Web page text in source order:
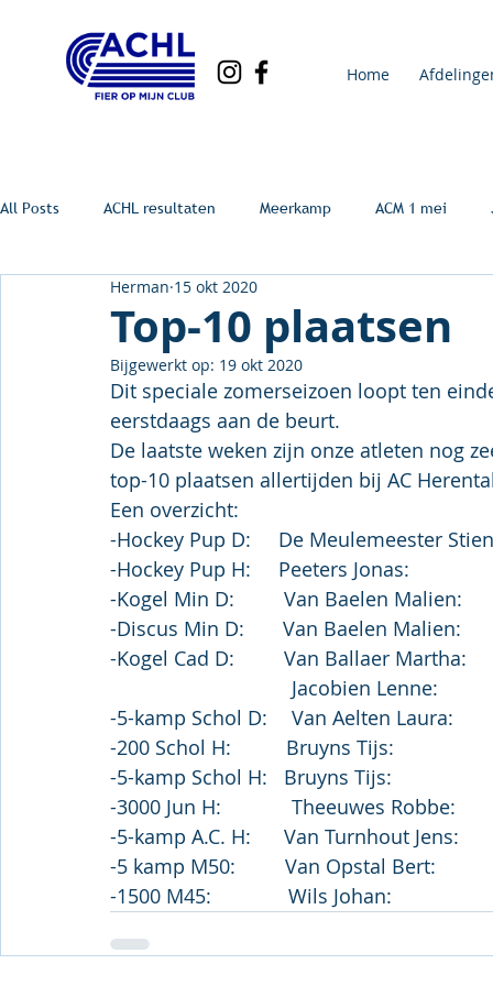
Home
All Posts ACHL resultaten Meerkamp ACM 1 mei
Top-10 plaatsen
Herman 15 okt 2020
Bijgewerkt op: 19 okt 2020
Dit speciale zomerseizoen loopt ten
eerstdaags aan de beurt.
De laatste weken zijn onze atleten nog
top-10 plaatsen allertijden bij AC
Een overzicht:
-Hockey Pup D:     De Meulemeester
-Hockey Pup H:     Peeters Jonas:
-Kogel Min D:         Van Baelen Malien:
-Discus Min D:       Van Baelen Malien:
-Kogel Cad D:         Van Ballaer Martha:
-200 Schol H:          Bruyns Tijs:
-5-kamp A.C. H:      Van Turnhout Jens:
-5 kamp M50:         Van Opstal Bert:
-1500 M45:              Wils Johan: